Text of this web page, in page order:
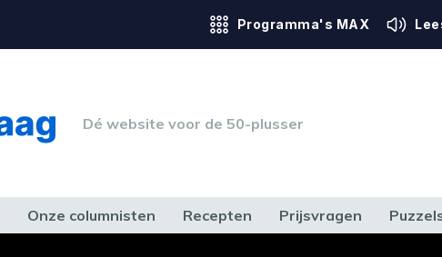
Programma's MAX
Dé website voor de 50-plusser
Onze columnisten Recepten Prijsvragen